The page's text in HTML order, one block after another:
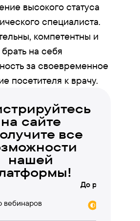
высокого статуса
специалиста.
компетентны и
на себя
за своевременное
посетителя к врачу.
на сайте
все
нашей
До регистрации
вебинаров